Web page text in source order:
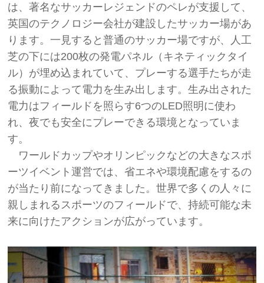
は、著名なサッカーレジェンドのペレが支援して、
英国のテクノロジー会社が建設したサッカー場があ
ります。一見すると普通のサッカー場ですが、人工
芝の下には200枚の発電パネル（キネティックタイ
ル）が埋め込まれていて、プレーする選手たちが走
る振動によって電力を生み出します。生み出された
電力はフィールドを照らす6つのLED照明に使わ
れ、夜でも安全にプレーできる環境となっていま
す。
ワールドカップやオリンピックなどの大きなスポ
ーツイベント運営では、省エネや環境配慮をするの
が当たり前になってきました。世界で多くの人々に
親しまれるスポーツのフィールドで、持続可能な未
来に向けたアクションが広がっています。